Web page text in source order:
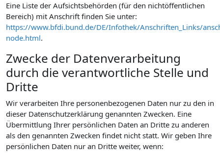
Eine Liste der Aufsichtsbehörden (für den nichtöffentlichen
Bereich) mit Anschrift finden Sie unter:
https://www.bfdi.bund.de/DE/Infothek/Anschriften_Links/
node.html.
Zwecke der Datenverarbeitung
durch die verantwortliche Stelle und
Dritte
Wir verarbeiten Ihre personenbezogenen Daten nur zu den in
dieser Datenschutzerklärung genannten Zwecken. Eine
Übermittlung Ihrer persönlichen Daten an Dritte zu anderen
als den genannten Zwecken findet nicht statt. Wir geben Ihre
persönlichen Daten nur an Dritte weiter, wenn: